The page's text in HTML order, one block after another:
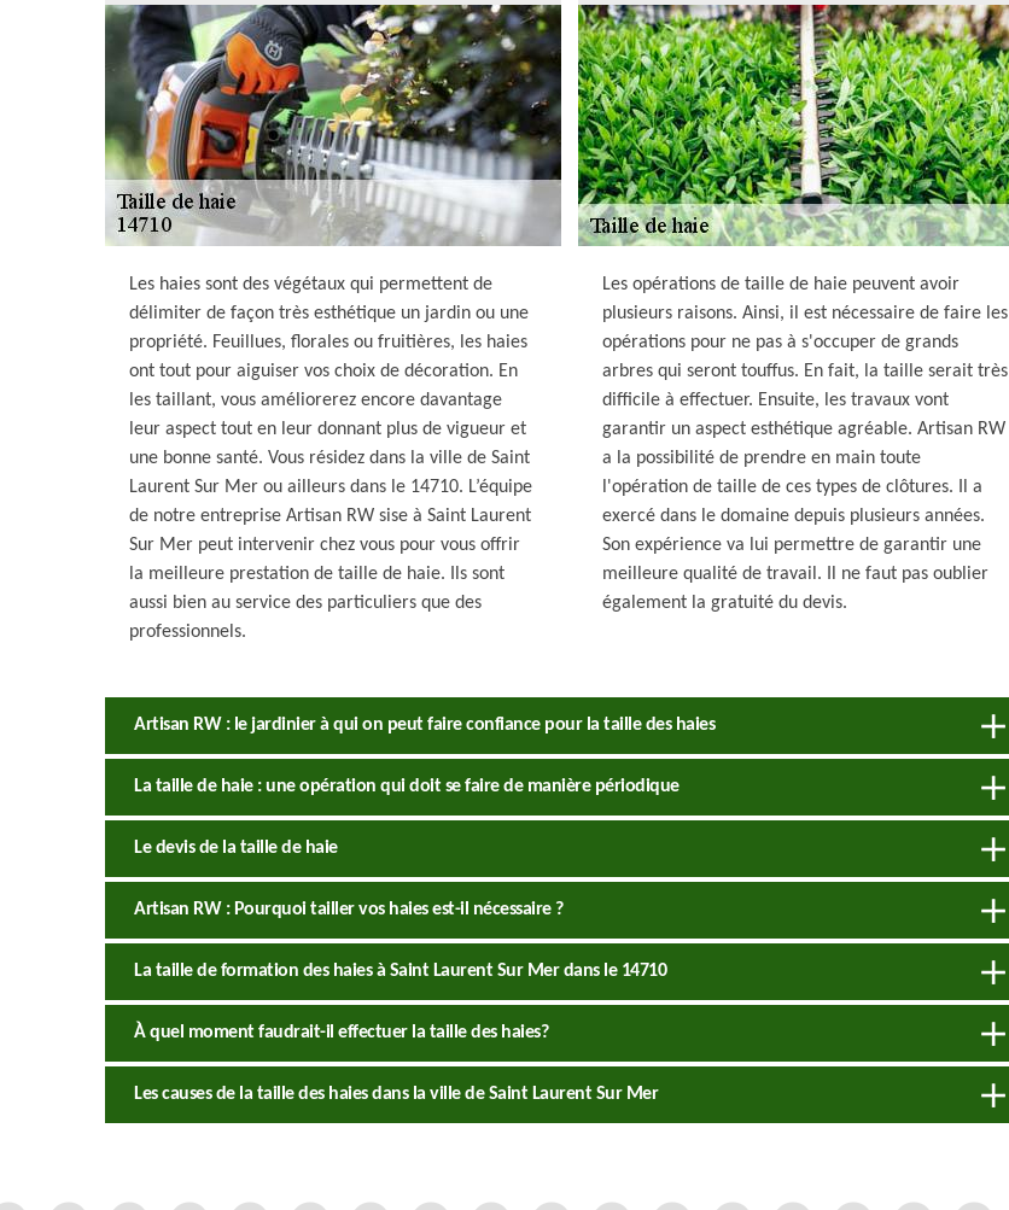
Les haies sont des végétaux qui permettent de
délimiter de façon très esthétique un jardin ou une
propriété. Feuillues, florales ou fruitières, les haies
ont tout pour aiguiser vos choix de décoration. En
les taillant, vous améliorerez encore davantage
leur aspect tout en leur donnant plus de vigueur et
une bonne santé. Vous résidez dans la ville de Saint
Laurent Sur Mer ou ailleurs dans le 14710. L’équipe
de notre entreprise Artisan RW sise à Saint Laurent
Sur Mer peut intervenir chez vous pour vous offrir
la meilleure prestation de taille de haie. Ils sont
aussi bien au service des particuliers que des
professionnels.
Les opérations de taille de haie peuvent avoir
plusieurs raisons. Ainsi, il est nécessaire de faire les
opérations pour ne pas à s'occuper de grands
arbres qui seront touffus. En fait, la taille serait très
difficile à effectuer. Ensuite, les travaux vont
garantir un aspect esthétique agréable. Artisan RW
a la possibilité de prendre en main toute
l'opération de taille de ces types de clôtures. Il a
exercé dans le domaine depuis plusieurs années.
Son expérience va lui permettre de garantir une
meilleure qualité de travail. Il ne faut pas oublier
également la gratuité du devis.
Artisan RW : le jardinier à qui on peut faire confiance pour la taille des haies
La taille de haie : une opération qui doit se faire de manière périodique
Le devis de la taille de haie
Artisan RW : Pourquoi tailler vos haies est-il nécessaire ?
La taille de formation des haies à Saint Laurent Sur Mer dans le 14710
À quel moment faudrait-il effectuer la taille des haies?
Les causes de la taille des haies dans la ville de Saint Laurent Sur Mer